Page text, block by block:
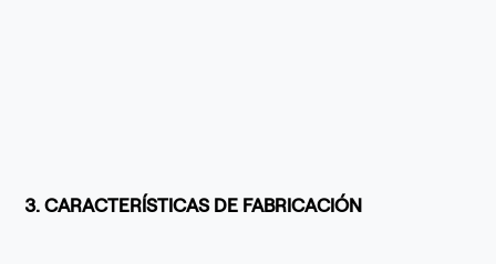
3. CARACTERÍSTICAS DE FABRICACIÓN